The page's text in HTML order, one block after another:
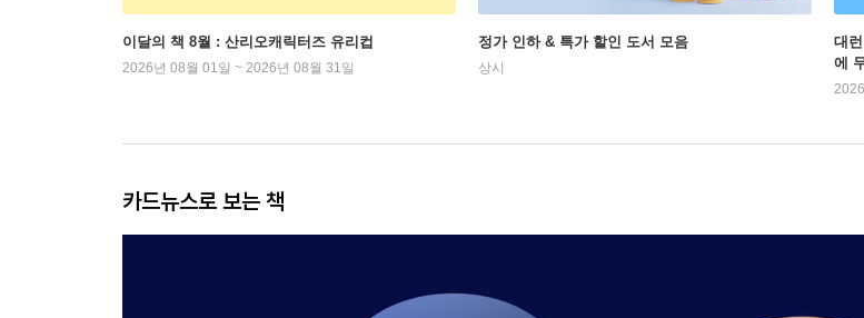
이달의 책 8월 : 산리오캐릭터즈 유리컵
2026년 08월 01일 ~ 2026년 08월 31일
정가 인하 & 특가 할인 도서 모음
상시
대
에
카드뉴스로 보는 책